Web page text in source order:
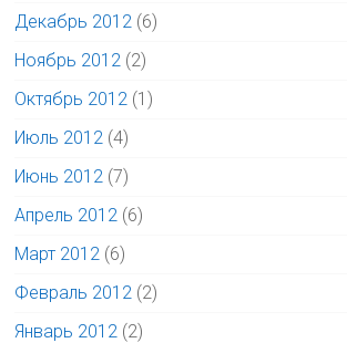
Декабрь 2012 (6)
Ноябрь 2012 (2)
Октябрь 2012 (1)
Июль 2012 (4)
Июнь 2012 (7)
Апрель 2012 (6)
Март 2012 (6)
Февраль 2012 (2)
Январь 2012 (2)